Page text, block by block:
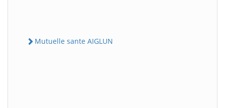
Mutuelle sante AIGLUN